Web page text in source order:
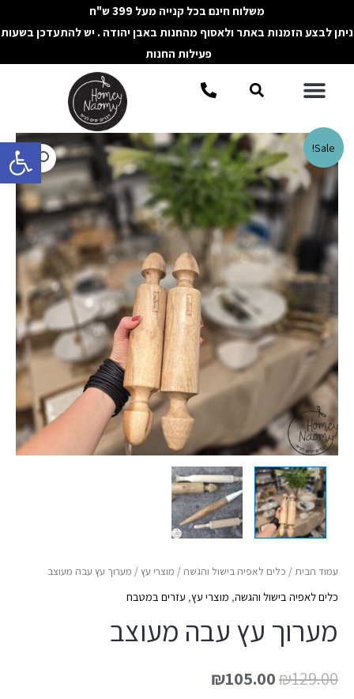
פתח
לתוכן
משלוח חינם בכל קנייה מעל 399 ש"ח
ניתן לבצע הזמנות באתר ולאסוף מהחנות באבן יהודה . יש להתעדכן בשעות
פעילות החנות
תפריטחיפוש
Sale!
עמוד הבית/ כלים לאפיה בישול והגשה / מוצרי עץ/ מערוך עץ עבה מעוצב
כלים לאפיה בישול והגשה, מוצרי עץ, עזרים במטבח
מערוך עץ עבה מעוצב
₪129.00
₪105.00